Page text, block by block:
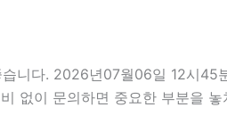
니다. 2026년07월06일 12시
없이 문의하면 중요한 부분을